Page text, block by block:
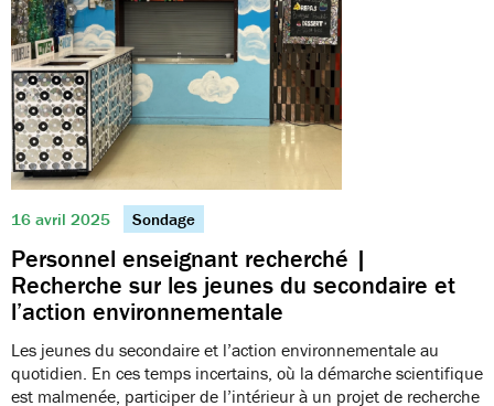
16 avril 2025 Sondage
Personnel enseignant recherché |
Recherche sur les jeunes du secondaire et
l’action environnementale
Les jeunes du secondaire et l’action environnementale au
quotidien. En ces temps incertains, où la démarche scientifique
est malmenée, participer de l’intérieur à un projet de recherche